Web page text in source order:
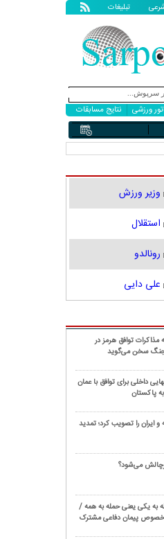
تبلیغات
ورزشی نتایج مسابقات
وزیر ورزش
استقلال
رونالدو
علی دایی
توافق هرمز در
جنگ سخن می‌گوید
داخلی برای توافق با عمان
پاکستان
ایران را تصویب کرد؛ تمدید
پرچالش می‌شود؟
به یکی یعنی حمله به همه /
خصوص پیمان دفاعی مشترک